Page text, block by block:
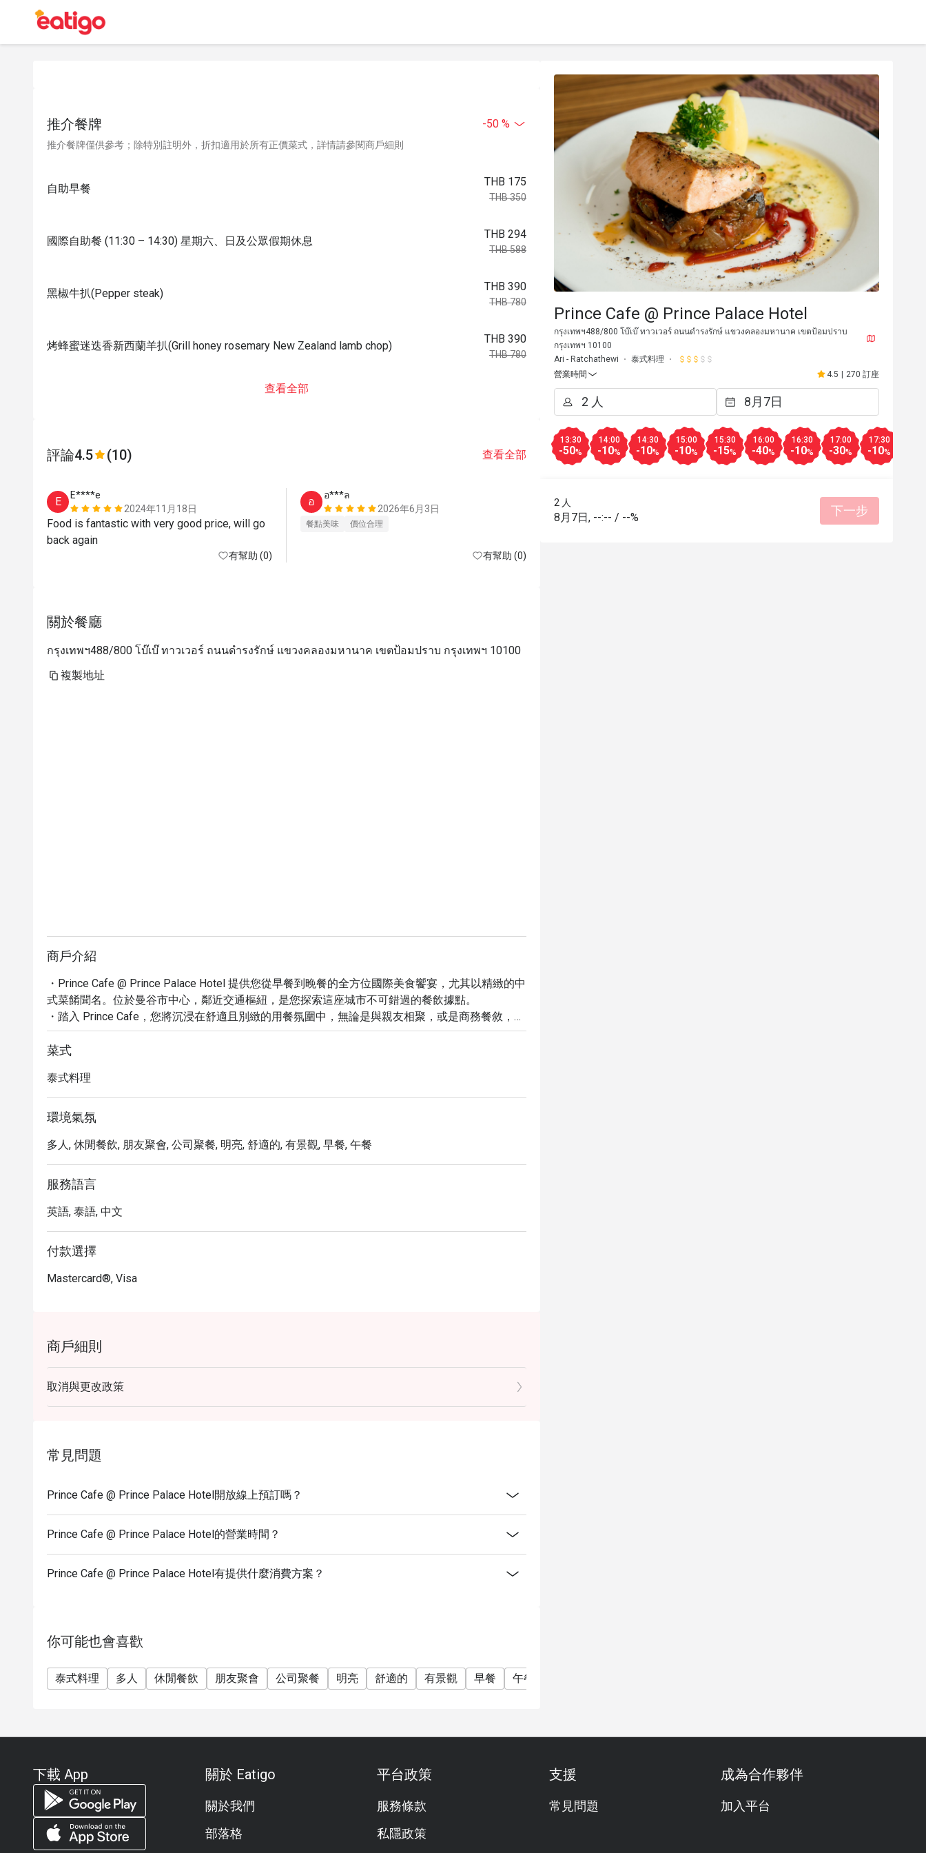
推介餐牌 -50 %
推介餐牌僅供參考；除特別註明外，折扣適用於所有正價菜式，詳情請參閱商戶細則
自助早餐
THB 175
THB 350
國際自助餐 (11:30 – 14:30) 星期六、日及公眾假期休息
THB 294
THB 588
黑椒牛扒(Pepper steak)
THB 390
THB 780
烤蜂蜜迷迭香新西蘭羊扒(Grill honey rosemary New Zealand lamb chop)
THB 390
THB 780
查看全部
評論4.5 (10) 查看全部
E
E****e
2024年11月18日
Food is fantastic with very good price, will go
back again
有幫助 (0)
อ
อ***ล
2026年6月3日
餐點美味 價位合理
有幫助 (0)
ต
價位合理
6
6********f
環境整潔
關於餐廳
กรุงเทพฯ488/800 โบ๊เบ๊ ทาวเวอร์ ถนนดำรงรักษ์ แขวงคลองมหานาค เขตป้อมปราบ กรุงเทพฯ 10100
複製地址
商戶介紹
・Prince Cafe @ Prince Palace Hotel 提供您從早餐到晚餐的全方位國際美食饗宴，尤其以精緻的中
式菜餚聞名。位於曼谷市中心，鄰近交通樞紐，是您探索這座城市不可錯過的餐飲據點。
・踏入 Prince Cafe，您將沉浸在舒適且別緻的用餐氛圍中，無論是與親友相聚，或是商務餐敘，都
能在此享受優質的餐桌服務。我們提供多元的餐飲選擇，包含豐盛的早餐、早午餐、午餐及晚餐，
豐富的菜單讓您每餐都有新驚喜。
@ Prince Palace Hotel 的美味佳餚，體驗物超所值的用餐樂趣。
菜式
泰式料理
環境氣氛
多人, 休閒餐飲, 朋友聚會, 公司聚餐, 明亮, 舒適的, 有景觀, 早餐, 午餐
服務語言
英語, 泰語, 中文
付款選擇
Mastercard®, Visa
商戶細則
取消與更改政策
常見問題
Prince Cafe @ Prince Palace Hotel開放線上預訂嗎？
Prince Cafe @ Prince Palace Hotel的營業時間？
Prince Cafe @ Prince Palace Hotel有提供什麼消費方案？
你可能也會喜歡
泰式料理 多人 休閒餐飲 朋友聚會 公司聚餐 明亮 舒適的 有景觀 早餐 午餐
Prince Cafe @ Prince Palace Hotel
กรุงเทพฯ488/800 โบ๊เบ๊ ทาวเวอร์ ถนนดำรงรักษ์ แขวงคลองมหานาค เขตป้อมปราบ
กรุงเทพฯ 10100
Ari - Ratchathewi
泰式料理
營業時間
4.5 270 訂座
13:30
-50%
14:00
-10%
14:30
-10%
15:00
-10%
15:30
-15%
16:00
-40%
16:30
-10%
17:00
-30%
17:30
-10%
2 人
8月7日, --:-- / --% 下一步
下載 App 關於 Eatigo
關於我們
部落格
平台政策
服務條款
私隱政策
支援
常見問題
成為合作夥伴
加入平台